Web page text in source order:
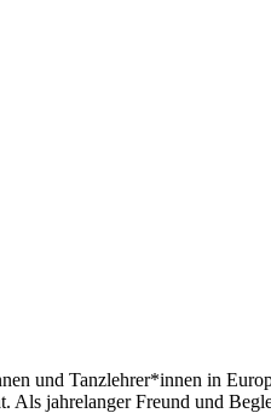
und Tanzlehrer*innen in
Als jahrelanger Freund und